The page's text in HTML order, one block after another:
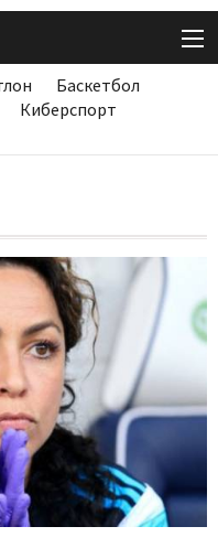
Баскетбол
Киберспорт